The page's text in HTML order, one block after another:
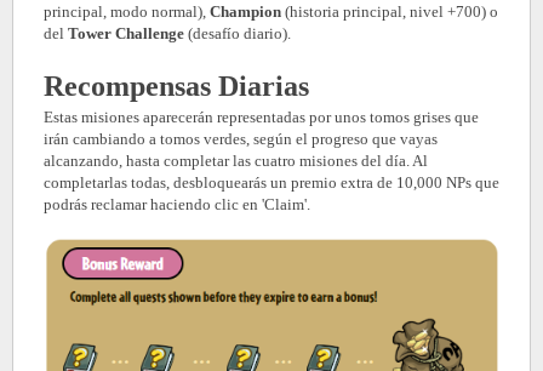
principal, modo normal), Champion (historia principal, nivel +700) o
del Tower Challenge (desafío diario).
Recompensas Diarias
Estas misiones aparecerán representadas por unos tomos grises que
irán cambiando a tomos verdes, según el progreso que vayas
alcanzando, hasta completar las cuatro misiones del día. Al
completarlas todas, desbloquearás un premio extra de 10,000 NPs que
podrás reclamar haciendo clic en 'Claim'.